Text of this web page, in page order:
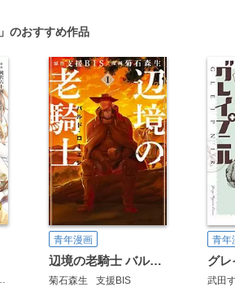
」のおすすめ作品
sage・ジョー
青年漫画
辺境の老騎士 バルド・ローエン
菊石森生 支援BIS
青年
グレ
武田